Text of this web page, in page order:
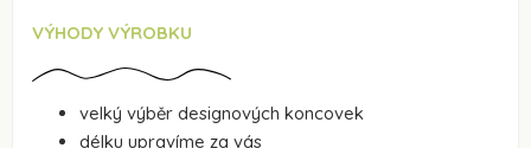
VÝHODY VÝROBKU
velký výběr designových koncovek
délku upravíme za vás